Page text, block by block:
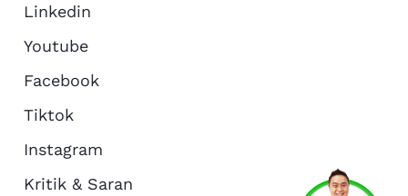
Linkedin
Youtube
Facebook
Tiktok
Instagram
Kritik & Saran